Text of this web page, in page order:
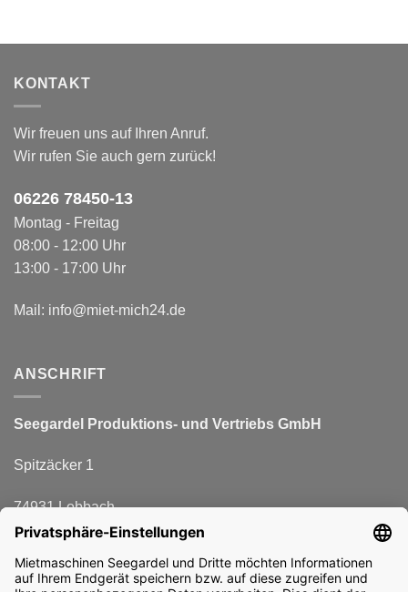
KONTAKT
Wir freuen uns auf Ihren Anruf.
Wir rufen Sie auch gern zurück!
06226 78450-13
Montag - Freitag
08:00 - 12:00 Uhr
13:00 - 17:00 Uhr
Mail: info@miet-mich24.de
ANSCHRIFT
Seegardel Produktions- und Vertriebs GmbH
Spitzäcker 1
74931 Lobbach